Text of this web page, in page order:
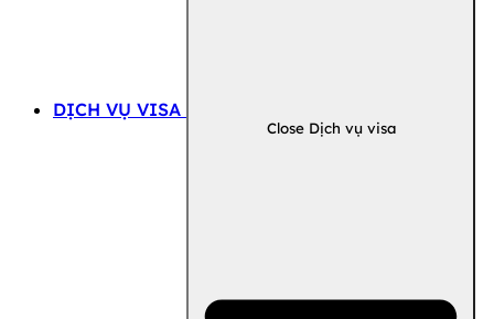
DỊCH VỤ VISA
Close Dịch vụ visa